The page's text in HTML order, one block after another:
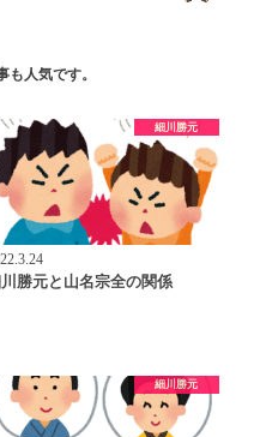
も人気です。
細川勝元
勝元と山名宗全の関係
細川勝元